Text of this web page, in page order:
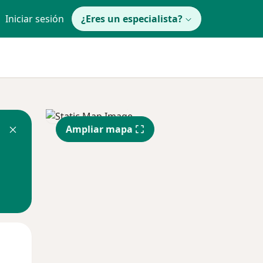
Iniciar sesión ¿Eres un especialista?
Ampliar mapa